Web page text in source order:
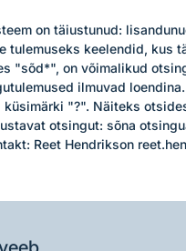
on täiustunud:
tulemuseks keelendid, kus
"sõd*", on võimalikud
ilmuvad
küsimärki "?". Näiteks
otsingut: sõna
Reet Hendrikson